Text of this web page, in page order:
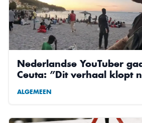
Nederlandse YouTuber
Ceuta: ”Dit verhaal klopt
ALGEMEEN